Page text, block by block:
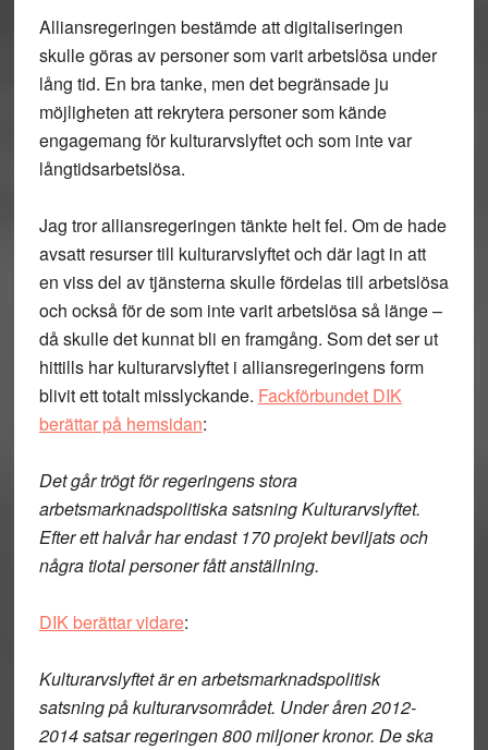
Alliansregeringen bestämde att digitaliseringen
skulle göras av personer som varit arbetslösa under
lång tid. En bra tanke, men det begränsade ju
möjligheten att rekrytera personer som kände
engagemang för kulturarvslyftet och som inte var
långtidsarbetslösa.
Jag tror alliansregeringen tänkte helt fel. Om de hade
avsatt resurser till kulturarvslyftet och där lagt in att
en viss del av tjänsterna skulle fördelas till arbetslösa
och också för de som inte varit arbetslösa så länge –
då skulle det kunnat bli en framgång. Som det ser ut
hittills har kulturarvslyftet i alliansregeringens form
blivit ett totalt misslyckande. Fackförbundet DIK
berättar på hemsidan:
Det går trögt för regeringens stora
arbetsmarknadspolitiska satsning Kulturarvslyftet.
Efter ett halvår har endast 170 projekt beviljats och
några tiotal personer fått anställning.
DIK berättar vidare:
Kulturarvslyftet är en arbetsmarknadspolitisk
satsning på kulturarvsområdet. Under åren 2012-
2014 satsar regeringen 800 miljoner kronor. De ska